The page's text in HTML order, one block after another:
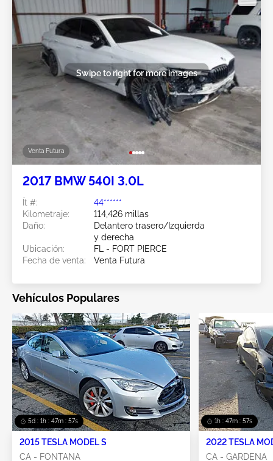
Venta Futura
Swipe to right for more images
2017 BMW 540I 3.0L
Ít #:
44******
Kilometraje:
114,426 millas
Daño:
Delantero trasero/Izquierda
y derecha
Ubicación:
FL - FORT PIERCE
Fecha de venta:
Venta Futura
Vehículos Populares
5d : 1h : 47m : 56s
2015 TESLA MODEL S
CA - FONTANA
1h : 47m : 56s
2022 TESLA
CA - GARDENA